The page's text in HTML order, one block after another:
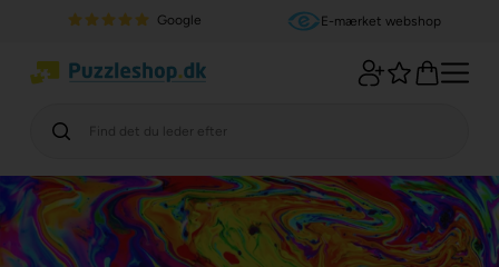
Google E-mærket webshop